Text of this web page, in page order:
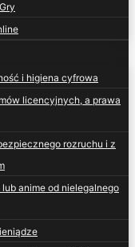
i higiena cyfrowa
licencyjnych, a prawa
rozruchu i z
anime od nielegalnego